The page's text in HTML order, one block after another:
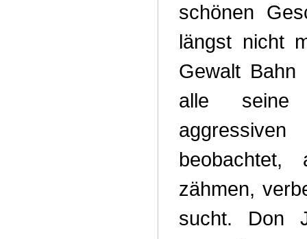
schönen
längst nicht
Gewalt Bahn
alle seine
zähmen,
sucht. Don